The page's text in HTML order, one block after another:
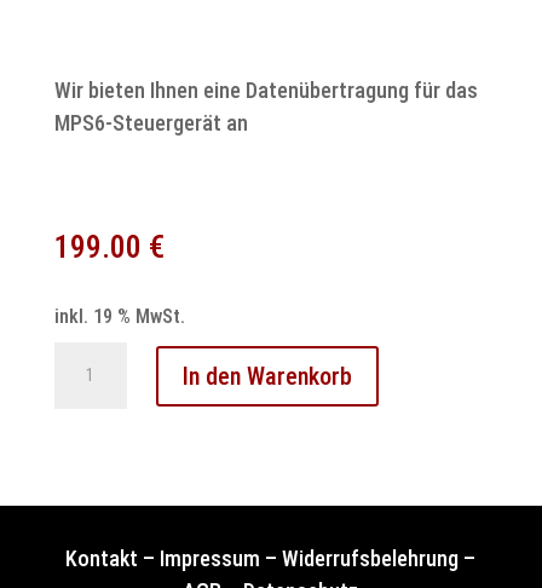
Wir bieten Ihnen eine Datenübertragung für das
MPS6-Steuergerät an
199.00 €
inkl. 19 % MwSt.
Datenübertragung
In den Warenkorb
Kontakt – Impressum –Widerrufsbelehrung –